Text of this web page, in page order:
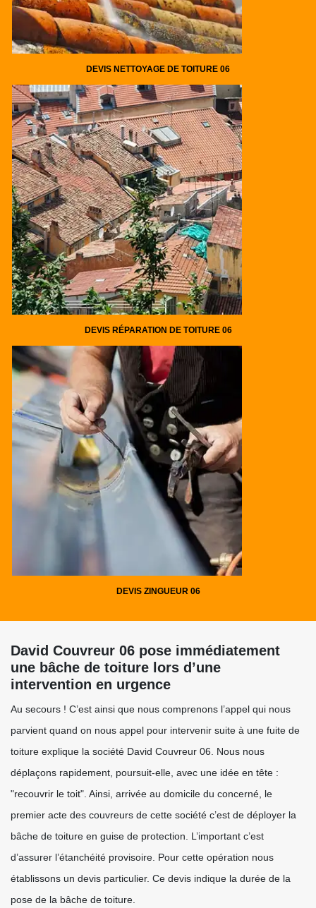
DEVIS NETTOYAGE DE TOITURE 06
DEVIS RÉPARATION DE TOITURE 06
DEVIS ZINGUEUR 06
David Couvreur 06 pose immédiatement
une bâche de toiture lors d’une
intervention en urgence
Au secours ! C’est ainsi que nous comprenons l’appel qui nous
parvient quand on nous appel pour intervenir suite à une fuite de
toiture explique la société David Couvreur 06. Nous nous
déplaçons rapidement, poursuit-elle, avec une idée en tête :
"recouvrir le toit". Ainsi, arrivée au domicile du concerné, le
premier acte des couvreurs de cette société c’est de déployer la
bâche de toiture en guise de protection. L’important c’est
d’assurer l’étanchéité provisoire. Pour cette opération nous
établissons un devis particulier. Ce devis indique la durée de la
pose de la bâche de toiture.